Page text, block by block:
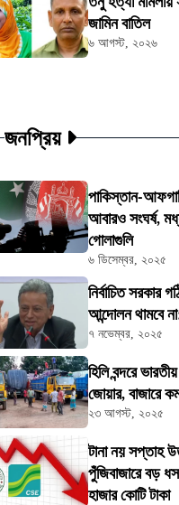
জামিন বাতিল
৬ আগস্ট, ২০২৬
জনপ্রিয়
পাকিস্তান-
আবারও সংঘর্ষ,
গোলাগুলি
৬ ডিসেম্বর, ২০২৫
নির্বাচিত সরকার
আন্দোলন থামবে
৭ নভেম্বর, ২০২৫
হিলি বন্দরে
জোয়ার, বাজারে
২৩ আগস্ট, ২০২৫
টানা নয় সপ্তাহ
পুঁজিবাজারে বড়
হাজার কোটি টাকা